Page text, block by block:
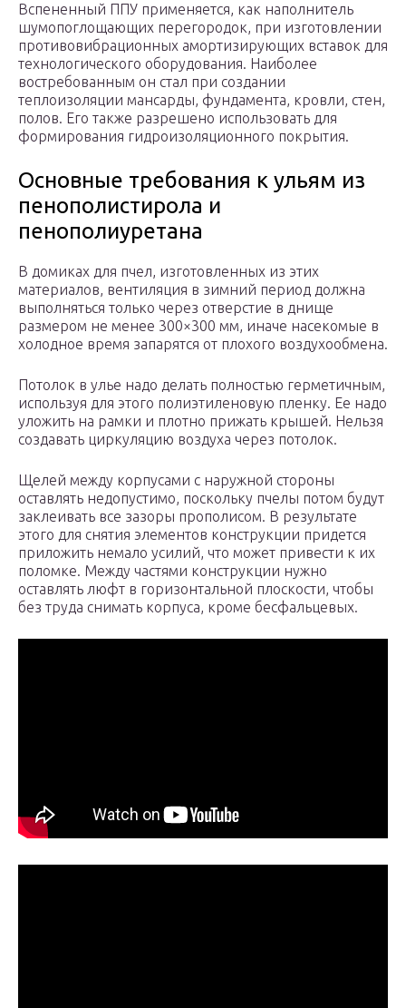
Вспененный ППУ применяется, как наполнитель
шумопоглощающих перегородок, при изготовлении
противовибрационных амортизирующих вставок для
технологического оборудования. Наиболее
востребованным он стал при создании
теплоизоляции мансарды, фундамента, кровли, стен,
полов. Его также разрешено использовать для
формирования гидроизоляционного покрытия.
Основные требования к ульям из
пенополистирола и
пенополиуретана
В домиках для пчел, изготовленных из этих
материалов, вентиляция в зимний период должна
выполняться только через отверстие в днище
размером не менее 300×300 мм, иначе насекомые в
холодное время запарятся от плохого воздухообмена.
Потолок в улье надо делать полностью герметичным,
используя для этого полиэтиленовую пленку. Ее надо
уложить на рамки и плотно прижать крышей. Нельзя
создавать циркуляцию воздуха через потолок.
Щелей между корпусами с наружной стороны
оставлять недопустимо, поскольку пчелы потом будут
заклеивать все зазоры прополисом. В результате
этого для снятия элементов конструкции придется
приложить немало усилий, что может привести к их
поломке. Между частями конструкции нужно
оставлять люфт в горизонтальной плоскости, чтобы
без труда снимать корпуса, кроме бесфальцевых.